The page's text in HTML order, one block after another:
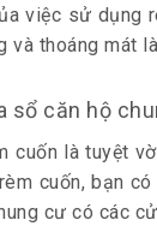
việc sử dụng
và thoáng mát
sổ căn hộ
cuốn là tuyệt
cuốn, bạn
cư có các